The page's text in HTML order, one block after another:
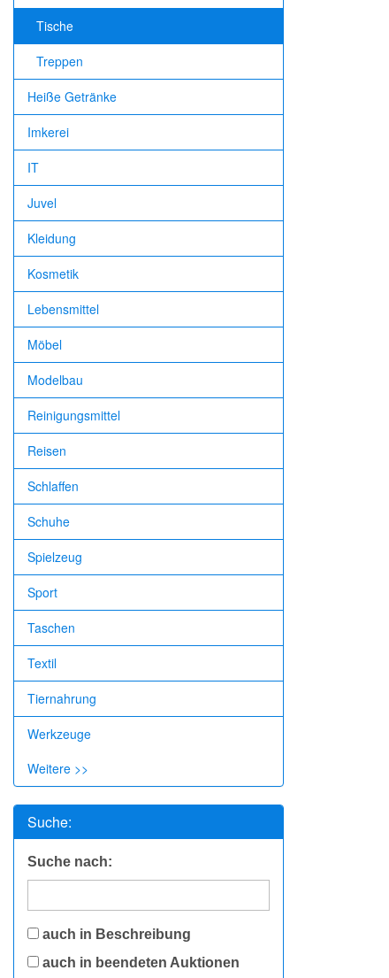
Tische
Treppen
Heiße Getränke
Imkerei
IT
Juvel
Kleidung
Kosmetik
Lebensmittel
Möbel
Modelbau
Reinigungsmittel
Reisen
Schlaffen
Schuhe
Spielzeug
Sport
Taschen
Textil
Tiernahrung
Werkzeuge
Weitere >>
Suche:
Suche nach:
auch in Beschreibung
auch in beendeten Auktionen